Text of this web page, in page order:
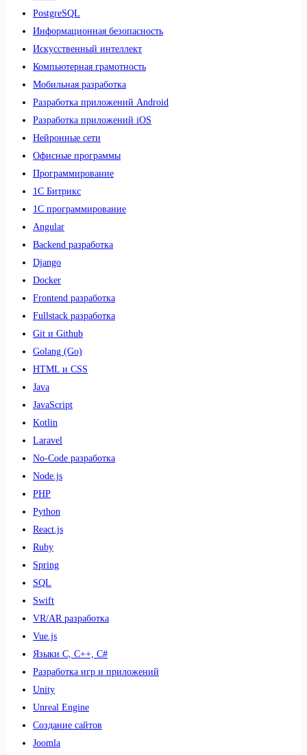
PostgreSQL
Информационная безопасность
Искусственный интеллект
Компьютерная грамотность
Мобильная разработка
Разработка приложений Android
Разработка приложений iOS
Нейронные сети
Офисные программы
Программирование
1С Битрикс
1С программирование
Angular
Backend разработка
Django
Docker
Frontend разработка
Fullstack разработка
Git и Github
Golang (Go)
HTML и CSS
Java
JavaScript
Kotlin
Laravel
No-Code разработка
Node.js
PHP
Python
React.js
Ruby
Spring
SQL
Swift
VR/AR разработка
Vue.js
Языки С, С++, С#
Разработка игр и приложений
Unity
Unreal Engine
Создание сайтов
Joomla